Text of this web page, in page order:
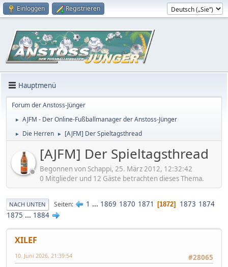
Einloggen Registrieren
Hauptmenü
Forum der Anstoss-Jünger
► AJFM - Der Online-Fußballmanager der Anstoss-Jünger
► Die Herren ► [AJFM] Der Spieltagsthread
[AJFM] Der Spieltagsthread
Begonnen von Schappi, 25. März 2012, 12:32:42
0 Mitglieder und 12 Gäste betrachten dieses Thema.
NACH UNTEN Seiten 1 ... 1869 1870 1871 1872 1873 1874
1875 ... 1884
XILEF
#28065
10. Juni 2026, 21:39:54